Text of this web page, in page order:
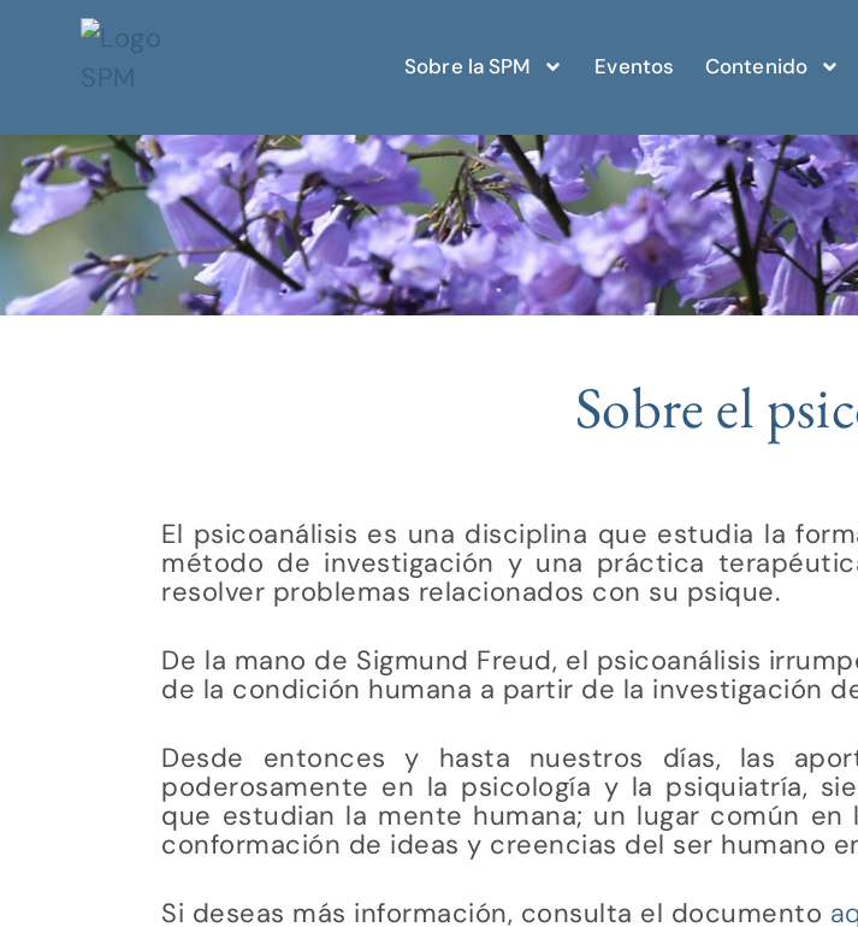
Sobre la SPM Eventos Contenido
Sobre el
El psicoanálisis es una disciplina que estudia la
método de investigación y una práctica
resolver problemas relacionados con su psique.
De la mano de Sigmund Freud, el psicoanálisis
de la condición humana a partir de la investigación
Desde entonces y hasta nuestros días, las
poderosamente en la psicología y la psiquiatría,
que estudian la mente humana; un lugar común
conformación de ideas y creencias del ser humano
Si deseas más información, consulta el documento